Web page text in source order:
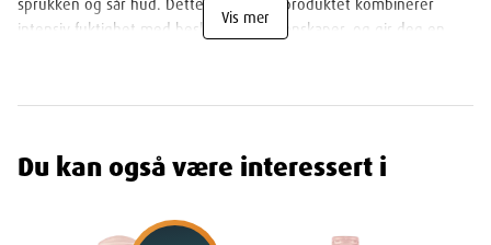
sprukken og sår hud. Dette innovative produktet kombinerer
intensiv fuktighet med beskyttende egenskaper, og gir deg en
Intensiv Reparasjon: Gir umiddelbar lindring og fuktighet til
Vannavvisende Egenskaper
Vis mer
Du kan også være interessert i